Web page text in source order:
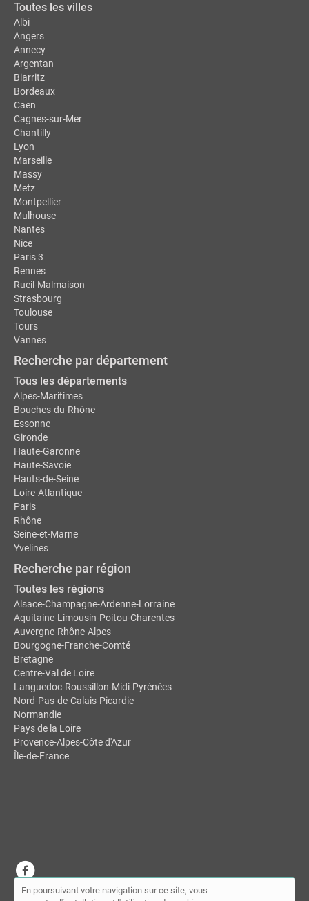
Toutes les villes
Albi
Angers
Annecy
Argentan
Biarritz
Bordeaux
Caen
Cagnes-sur-Mer
Chantilly
Lyon
Marseille
Massy
Metz
Montpellier
Mulhouse
Nantes
Nice
Paris 3
Rennes
Rueil-Malmaison
Strasbourg
Toulouse
Tours
Vannes
Recherche par département
Tous les départements
Alpes-Maritimes
Bouches-du-Rhône
Essonne
Gironde
Haute-Garonne
Haute-Savoie
Hauts-de-Seine
Loire-Atlantique
Paris
Rhône
Seine-et-Marne
Yvelines
Recherche par région
Toutes les régions
Alsace-Champagne-Ardenne-Lorraine
Aquitaine-Limousin-Poitou-Charentes
Auvergne-Rhône-Alpes
Bourgogne-Franche-Comté
Bretagne
Centre-Val de Loire
Languedoc-Roussillon-Midi-Pyrénées
Nord-Pas-de-Calais-Picardie
Normandie
Pays de la Loire
Provence-Alpes-Côte d'Azur
Île-de-France
© MDSL | Annuaire des chiropracteurs 2026 |
En poursuivant votre navigation sur ce site, vous